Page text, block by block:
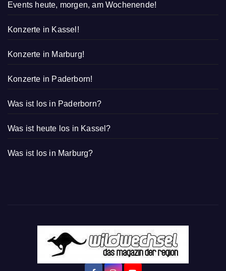
Events heute, morgen, am Wochenende!
Konzerte in Kassel!
Konzerte in Marburg!
Konzerte in Paderborn!
Was ist los in Paderborn?
Was ist heute los in Kassel?
Was ist los in Marburg?